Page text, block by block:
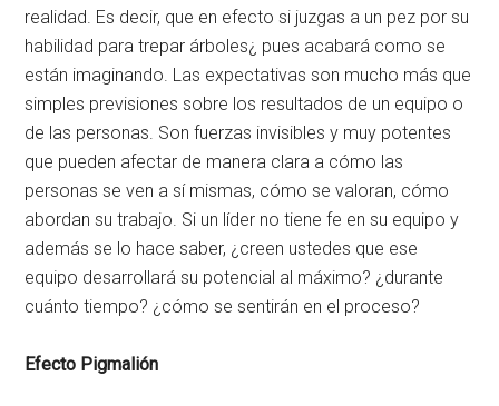
realidad. Es decir, que en efecto si juzgas a un pez por su
habilidad para trepar árboles¿ pues acabará como se
están imaginando. Las expectativas son mucho más que
simples previsiones sobre los resultados de un equipo o
de las personas. Son fuerzas invisibles y muy potentes
que pueden afectar de manera clara a cómo las
personas se ven a sí mismas, cómo se valoran, cómo
abordan su trabajo. Si un líder no tiene fe en su equipo y
además se lo hace saber, ¿creen ustedes que ese
equipo desarrollará su potencial al máximo? ¿durante
cuánto tiempo? ¿cómo se sentirán en el proceso?
Efecto Pigmalión